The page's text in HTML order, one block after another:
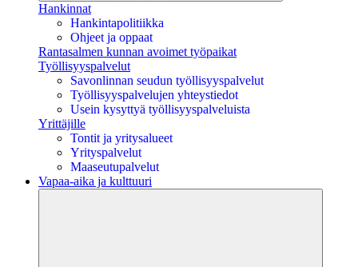
Hankinnat
Hankintapolitiikka
Ohjeet ja oppaat
Rantasalmen kunnan avoimet työpaikat
Työllisyyspalvelut
Savonlinnan seudun työllisyyspalvelut
Työllisyyspalvelujen yhteystiedot
Usein kysyttyä työllisyyspalveluista
Yrittäjille
Tontit ja yritysalueet
Yrityspalvelut
Maaseutupalvelut
Vapaa-aika ja kulttuuri